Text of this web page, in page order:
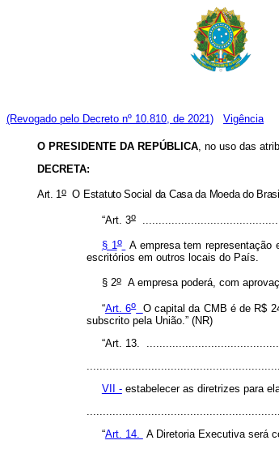
(Revogado pelo Decreto nº 10.810, de 2021) Vigência
O PRESIDENTE DA REPÚBLICA, no uso das
DECRETA:
Art. 1oO Estatuto Social da Casa da Moeda do
“Art. 3o
§ 1o
A empresa tem representação
escritórios em outros locais do País.
§ 2oA empresa poderá, com
“Art. 6o
O capital da CMB é de R$
subscrito pela União.” (NR)
“Art. 13.
VII -estabelecer as diretrizes para
“Art. 14.
A Diretoria Executiva será